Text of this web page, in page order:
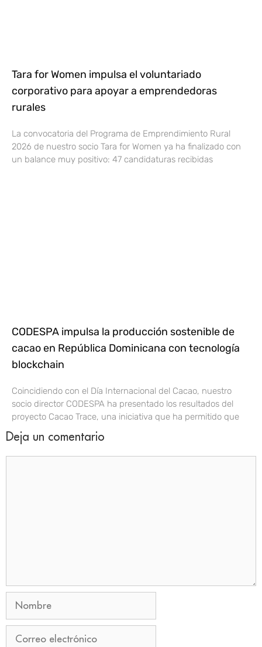
Tara for Women impulsa el voluntariado
corporativo para apoyar a emprendedoras
rurales
La convocatoria del Programa de Emprendimiento Rural
2026 de nuestro socio Tara for Women ya ha finalizado con
un balance muy positivo: 47 candidaturas recibidas
CODESPA impulsa la producción sostenible de
cacao en República Dominicana con tecnología
blockchain
Coincidiendo con el Día Internacional del Cacao, nuestro
socio director CODESPA ha presentado los resultados del
proyecto Cacao Trace, una iniciativa que ha permitido que
Deja un comentario